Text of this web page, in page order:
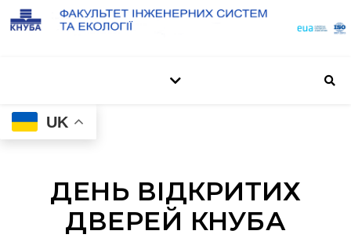
UK
ДЕНЬ ВІДКРИТИХ
ДВЕРЕЙ КНУБА